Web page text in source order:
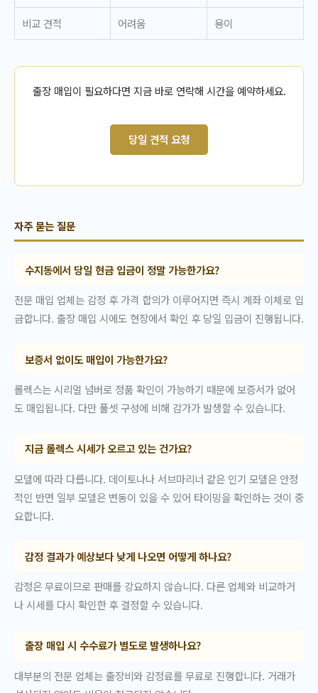
비교 견적 어려움 용이
출장 매입이 필요하다면 지금 바로 연락해 시간을 예약하세요.
당일 견적 요청
자주 묻는 질문
수지동에서 당일 현금 입금이 정말 가능한가요?
전문 매입 업체는 감정 후 가격 합의가 이루어지면 즉시 계좌 이체로 입
금합니다. 출장 매입 시에도 현장에서 확인 후 당일 입금이 진행됩니다.
보증서 없이도 매입이 가능한가요?
롤렉스는 시리얼 넘버로 정품 확인이 가능하기 때문에 보증서가 없어
도 매입됩니다. 다만 풀셋 구성에 비해 감가가 발생할 수 있습니다.
지금 롤렉스 시세가 오르고 있는 건가요?
모델에 따라 다릅니다. 데이토나나 서브마리너 같은 인기 모델은 안정
적인 반면 일부 모델은 변동이 있을 수 있어 타이밍을 확인하는 것이 중
요합니다.
감정 결과가 예상보다 낮게 나오면 어떻게 하나요?
감정은 무료이므로 판매를 강요하지 않습니다. 다른 업체와 비교하거
나 시세를 다시 확인한 후 결정할 수 있습니다.
출장 매입 시 수수료가 별도로 발생하나요?
대부분의 전문 업체는 출장비와 감정료를 무료로 진행합니다. 거래가